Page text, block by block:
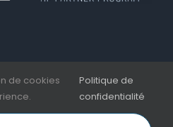
de cookies
Politique de
confidentialité